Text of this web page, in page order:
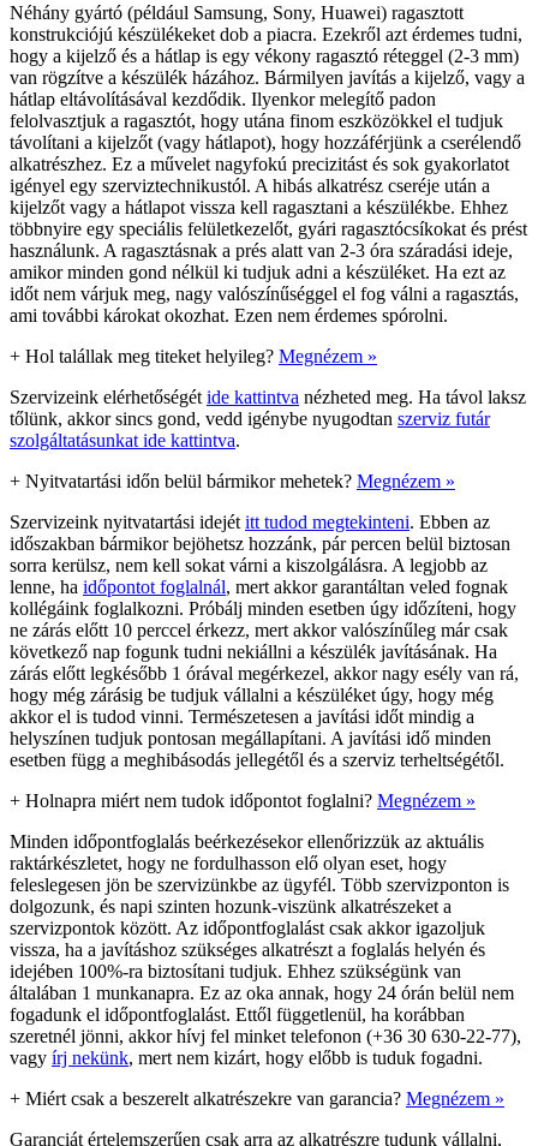
Néhány gyártó (például Samsung, Sony, Huawei) ragasztott
konstrukciójú készülékeket dob a piacra. Ezekről azt érdemes tudni,
hogy a kijelző és a hátlap is egy vékony ragasztó réteggel (2-3 mm)
van rögzítve a készülék házához. Bármilyen javítás a kijelző, vagy a
hátlap eltávolításával kezdődik. Ilyenkor melegítő padon
felolvasztjuk a ragasztót, hogy utána finom eszközökkel el tudjuk
távolítani a kijelzőt (vagy hátlapot), hogy hozzáférjünk a cserélendő
alkatrészhez. Ez a művelet nagyfokú precizitást és sok gyakorlatot
igényel egy szerviztechnikustól. A hibás alkatrész cseréje után a
kijelzőt vagy a hátlapot vissza kell ragasztani a készülékbe. Ehhez
többnyire egy speciális felületkezelőt, gyári ragasztócsíkokat és prést
használunk. A ragasztásnak a prés alatt van 2-3 óra száradási ideje,
amikor minden gond nélkül ki tudjuk adni a készüléket. Ha ezt az
időt nem várjuk meg, nagy valószínűséggel el fog válni a ragasztás,
ami további károkat okozhat. Ezen nem érdemes spórolni.
+ Hol talállak meg titeket helyileg? Megnézem »
Szervizeink elérhetőségét ide kattintva nézheted meg. Ha távol laksz
tőlünk, akkor sincs gond, vedd igénybe nyugodtan szerviz futár
szolgáltatásunkat ide kattintva.
+ Nyitvatartási időn belül bármikor mehetek? Megnézem »
Szervizeink nyitvatartási idejét itt tudod megtekinteni. Ebben az
időszakban bármikor bejöhetsz hozzánk, pár percen belül biztosan
sorra kerülsz, nem kell sokat várni a kiszolgálásra. A legjobb az
lenne, ha időpontot foglalnál, mert akkor garantáltan veled fognak
kollégáink foglalkozni. Próbálj minden esetben úgy időzíteni, hogy
ne zárás előtt 10 perccel érkezz, mert akkor valószínűleg már csak
következő nap fogunk tudni nekiállni a készülék javításának. Ha
zárás előtt legkésőbb 1 órával megérkezel, akkor nagy esély van rá,
hogy még zárásig be tudjuk vállalni a készüléket úgy, hogy még
akkor el is tudod vinni. Természetesen a javítási időt mindig a
helyszínen tudjuk pontosan megállapítani. A javítási idő minden
esetben függ a meghibásodás jellegétől és a szerviz terheltségétől.
+ Holnapra miért nem tudok időpontot foglalni? Megnézem »
Minden időpontfoglalás beérkezésekor ellenőrizzük az aktuális
raktárkészletet, hogy ne fordulhasson elő olyan eset, hogy
feleslegesen jön be szervizünkbe az ügyfél. Több szervizponton is
dolgozunk, és napi szinten hozunk-viszünk alkatrészeket a
szervizpontok között. Az időpontfoglalást csak akkor igazoljuk
vissza, ha a javításhoz szükséges alkatrészt a foglalás helyén és
idejében 100%-ra biztosítani tudjuk. Ehhez szükségünk van
általában 1 munkanapra. Ez az oka annak, hogy 24 órán belül nem
fogadunk el időpontfoglalást. Ettől függetlenül, ha korábban
szeretnél jönni, akkor hívj fel minket telefonon (+36 30 630-22-77),
vagy írj nekünk, mert nem kizárt, hogy előbb is tuduk fogadni.
+ Miért csak a beszerelt alkatrészekre van garancia? Megnézem »
Garanciát értelemszerűen csak arra az alkatrészre tudunk vállalni,